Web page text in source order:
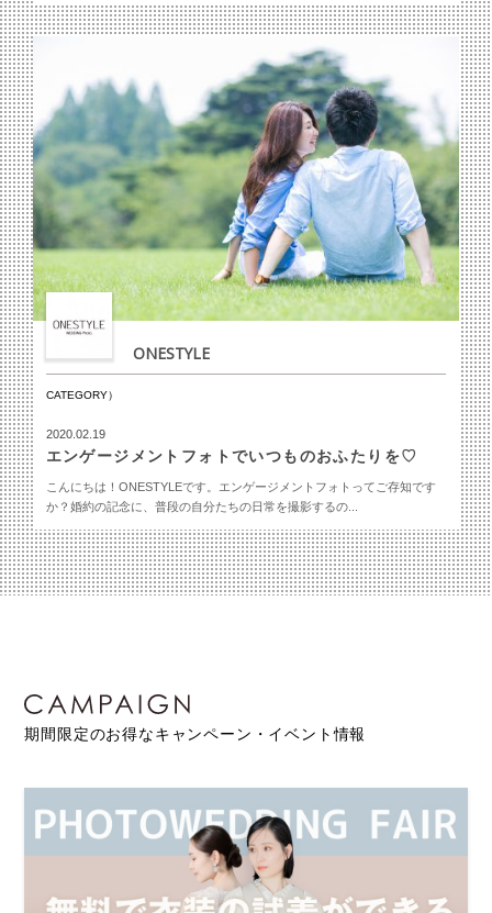
ONESTYLE
CATEGORY）
2020.02.19
エンゲージメントフォトでいつものおふたりを♡
こんにちは！ONESTYLEです。エンゲージメントフォトってご存知です
か？婚約の記念に、普段の自分たちの日常を撮影するの...
期間限定のお得なキャンペーン・イベント情報